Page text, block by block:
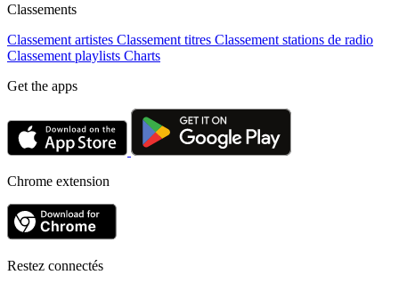
Classements
Classement artistes Classement titres Classement stations de radio
Classement playlists Charts
Get the apps
Chrome extension
Restez connectés